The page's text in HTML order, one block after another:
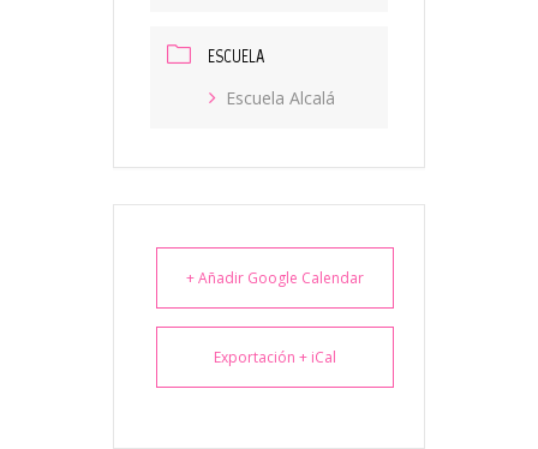
ESCUELA
Escuela Alcalá
+ Añadir Google Calendar
Exportación + iCal